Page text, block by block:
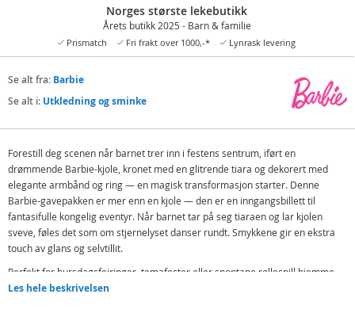
Norges største lekebutikk
Årets butikk 2025 - Barn & familie
Prismatch Fri frakt over 1000,-* Lynrask levering
Se alt fra: Barbie
Se alt i: Utkledning og sminke
Forestill deg scenen når barnet trer inn i festens sentrum, iført en
drømmende Barbie-kjole, kronet med en glitrende tiara og dekorert med
elegante armbånd og ring — en magisk transformasjon starter. Denne
Barbie-gavepakken er mer enn en kjole — den er en inngangsbillett til
fantasifulle kongelig eventyr. Når barnet tar på seg tiaraen og lar kjolen
sveve, føles det som om stjernelyset danser rundt. Smykkene gir en ekstra
touch av glans og selvtillit.
Perfekt for bursdagsfeiringer, temafester eller spontane rollespill hjemme.
La denne pakken bli nøkkelen til uendelig lek, latter og minnerike øyeblikk —
Les hele beskrivelsen